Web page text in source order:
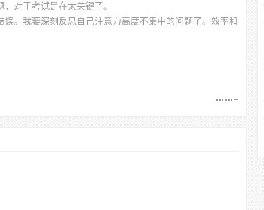
对于考试是在太关键了。
。我要深刻反思自己注意力高度不集中的问题了。效率和